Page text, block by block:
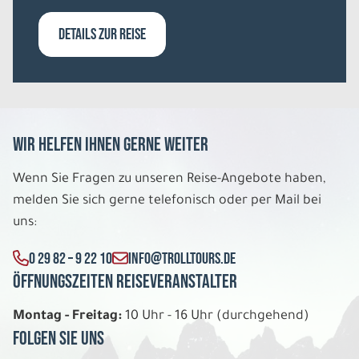
Belegung: 1
REISE VERBINDLICH ANFRAGEN
11 Tage
Do. 13.08. - So. 23.08.2026
Belegung: 2
P.P. AB
REISE VERBINDLICH ANFRAGEN
DETAILS ZUR REISE
Wir helfen Ihnen gerne weiter
Wenn Sie Fragen zu unseren Reise-Angebote haben,
melden Sie sich gerne telefonisch oder per Mail bei
uns:
0 29 82 – 9 22 10 INFO@TROLLTOURS.DE
Öffnungszeiten Reiseveranstalter
Montag - Freitag: 10 Uhr - 16 Uhr (durchgehend)
Folgen Sie uns